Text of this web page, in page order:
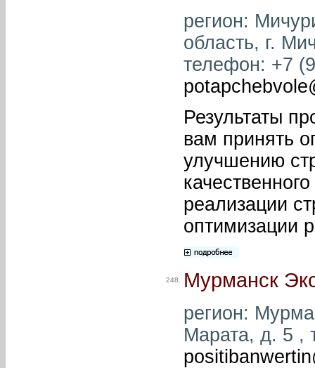
регион:
область, г.
телефон: +7
Результаты
вам принять
улучшению
реализации
оптимизации
248. Мурманск
регион:
Марата, д. 5 ,